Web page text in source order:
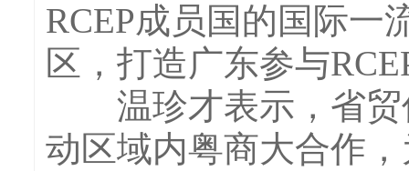
RCEP成员国的国际一
区，打造广东参与
温珍才表示，省贸
动区域内粤商大合作